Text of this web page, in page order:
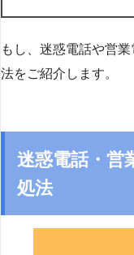
もし、迷惑電話や営
法をご紹介します。
迷惑電話・営
処法